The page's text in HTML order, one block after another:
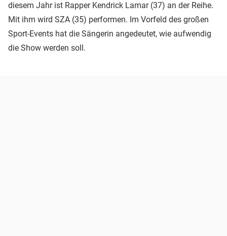
diesem Jahr ist Rapper Kendrick Lamar (37) an der Reihe.
Mit ihm wird SZA (35) performen. Im Vorfeld des großen
Sport-Events hat die Sängerin angedeutet, wie aufwendig
die Show werden soll.